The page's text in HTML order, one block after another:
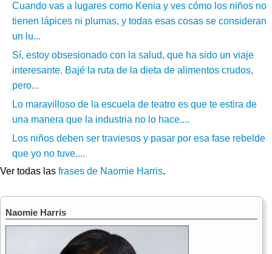
Cuando vas a lugares como Kenia y ves cómo los niños no
tienen lápices ni plumas, y todas esas cosas se consideran
un lu...
Sí, estoy obsesionado con la salud, que ha sido un viaje
interesante. Bajé la ruta de la dieta de alimentos crudos,
pero...
Lo maravilloso de la escuela de teatro es que te estira de
una manera que la industria no lo hace....
Los niños deben ser traviesos y pasar por esa fase rebelde
que yo no tuve....
Ver todas las frases de Naomie Harris.
Naomie Harris